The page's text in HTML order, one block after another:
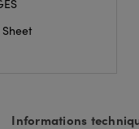
Informations